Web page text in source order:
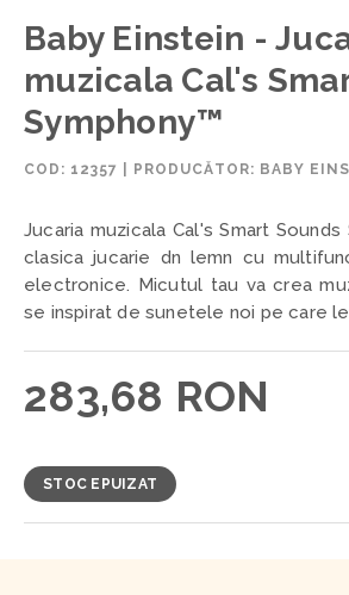
Baby Einstein -
muzicala Cal's
Symphony™
COD: 12357 PRODUCĂTOR: BABY
Jucaria muzicala Cal's Smart Sounds
clasica jucarie dn lemn cu
electronice. Micutul tau va crea
se inspirat de sunetele noi pe care
283,68 RON
STOC EPUIZAT